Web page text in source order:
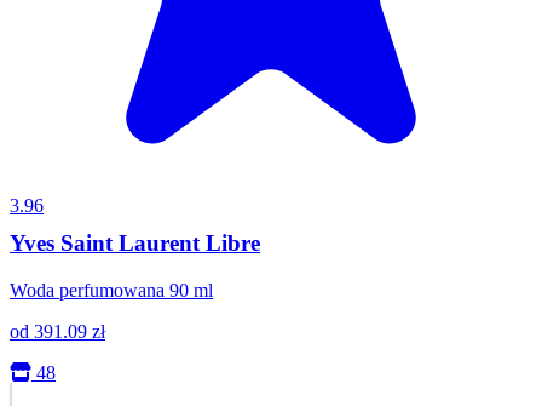
3.96
Yves Saint Laurent Libre
Woda perfumowana 90 ml
od 391.09 zł
48